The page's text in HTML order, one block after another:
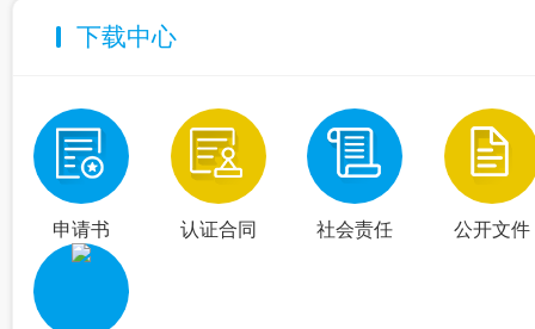
下载中心
申请书 认证合同 社会责任 公开文件